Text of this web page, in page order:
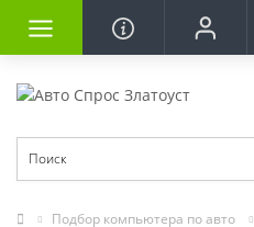
Подбор компьютера по авто